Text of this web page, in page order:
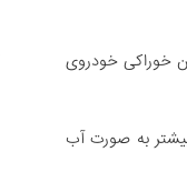
خوراکی خودروی
بیشتر به صورت آب